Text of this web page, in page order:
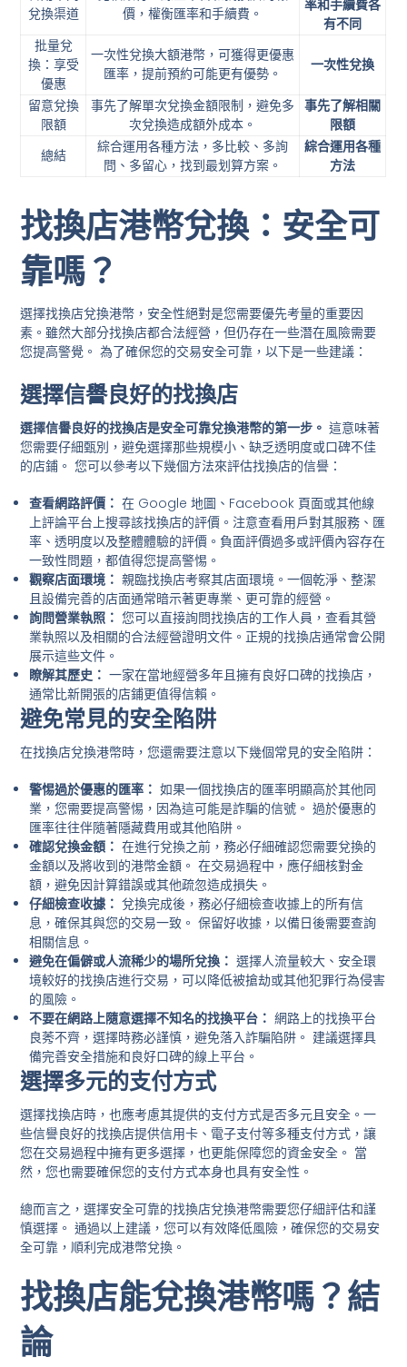
兌換渠道
價，權衡匯率和手續費。
率和手續費各
有不同
批量兌
換：享受
優惠
一次性兌換大額港幣，可獲得更優惠
匯率，提前預約可能更有優勢。
一次性兌換
留意兌換
限額
事先了解單次兌換金額限制，避免多
次兌換造成額外成本。
事先了解相關
限額
總結
綜合運用各種方法，多比較、多詢
問、多留心，找到最划算方案。
綜合運用各種
方法
找換店港幣兌換：安全可
靠嗎？
選擇找換店兌換港幣，安全性絕對是您需要優先考量的重要因
素。雖然大部分找換店都合法經營，但仍存在一些潛在風險需要
您提高警覺。 為了確保您的交易安全可靠，以下是一些建議：
選擇信譽良好的找換店
選擇信譽良好的找換店是安全可靠兌換港幣的第一步。 這意味著
您需要仔細甄別，避免選擇那些規模小、缺乏透明度或口碑不佳
的店鋪。 您可以參考以下幾個方法來評估找換店的信譽：
查看網路評價： 在 Google 地圖、Facebook 頁面或其他線
上評論平台上搜尋該找換店的評價。注意查看用戶對其服務、匯
率、透明度以及整體體驗的評價。負面評價過多或評價內容存在
一致性問題，都值得您提高警惕。
觀察店面環境： 親臨找換店考察其店面環境。一個乾淨、整潔
且設備完善的店面通常暗示著更專業、更可靠的經營。
詢問營業執照： 您可以直接詢問找換店的工作人員，查看其營
業執照以及相關的合法經營證明文件。正規的找換店通常會公開
展示這些文件。
瞭解其歷史： 一家在當地經營多年且擁有良好口碑的找換店，
通常比新開張的店鋪更值得信賴。
避免常見的安全陷阱
在找換店兌換港幣時，您還需要注意以下幾個常見的安全陷阱：
警惕過於優惠的匯率： 如果一個找換店的匯率明顯高於其他同
業，您需要提高警惕，因為這可能是詐騙的信號。 過於優惠的
匯率往往伴隨著隱藏費用或其他陷阱。
確認兌換金額： 在進行兌換之前，務必仔細確認您需要兌換的
金額以及將收到的港幣金額。 在交易過程中，應仔細核對金
額，避免因計算錯誤或其他疏忽造成損失。
仔細檢查收據： 兌換完成後，務必仔細檢查收據上的所有信
息，確保其與您的交易一致。 保留好收據，以備日後需要查詢
相關信息。
避免在偏僻或人流稀少的場所兌換： 選擇人流量較大、安全環
境較好的找換店進行交易，可以降低被搶劫或其他犯罪行為侵害
的風險。
不要在網路上隨意選擇不知名的找換平台： 網路上的找換平台
良莠不齊，選擇時務必謹慎，避免落入詐騙陷阱。 建議選擇具
備完善安全措施和良好口碑的線上平台。
選擇多元的支付方式
選擇找換店時，也應考慮其提供的支付方式是否多元且安全。一
些信譽良好的找換店提供信用卡、電子支付等多種支付方式，讓
您在交易過程中擁有更多選擇，也更能保障您的資金安全。 當
然，您也需要確保您的支付方式本身也具有安全性。
總而言之，選擇安全可靠的找換店兌換港幣需要您仔細評估和謹
慎選擇。 通過以上建議，您可以有效降低風險，確保您的交易安
全可靠，順利完成港幣兌換。
找換店能兌換港幣嗎？結
論